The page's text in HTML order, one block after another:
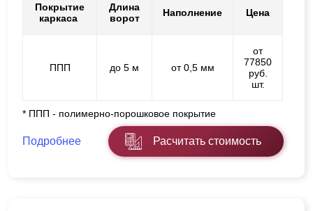
Покрытие
каркаса
Длина
ворот
Наполнение Цена
ППП до 5 м от 0,5 мм
от
77850
руб.
шт.
* ППП - полимерно-порошковое покрытие
Подробнее Расчитать стоимость